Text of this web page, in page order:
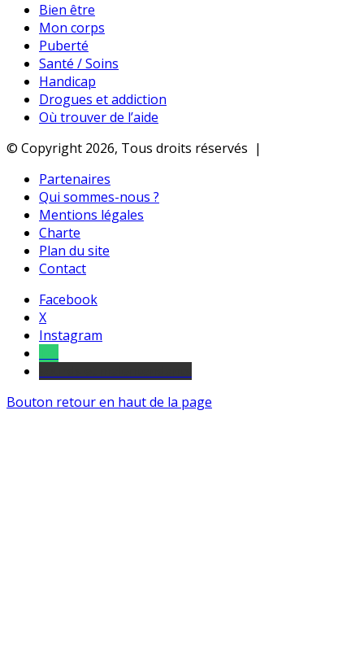
Bien être
Mon corps
Puberté
Santé / Soins
Handicap
Drogues et addiction
Où trouver de l’aide
© Copyright 2026, Tous droits réservés |
Partenaires
Qui sommes-nous ?
Mentions légales
Charte
Plan du site
Contact
Facebook
X
Instagram
Bouton retour en haut de la page